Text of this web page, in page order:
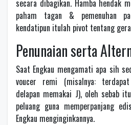
secara dibagikan. Hamba hendak
paham tagan & pemenuhan
kendatipun itulah pivot tentang
Penunaian serta
Saat Engkau mengamati apa sih
voucer remi (misalnya:
delapan memakai J), oleh sebab
peluang guna memperpanjang
Engkau menginginkannya.